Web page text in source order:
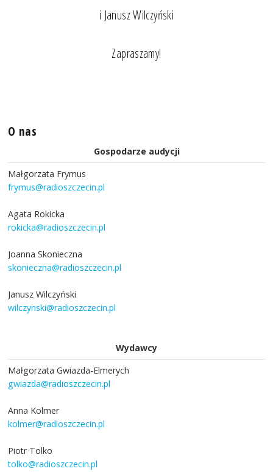
i Janusz Wilczyński
Zapraszamy!
O nas
Gospodarze audycji
Małgorzata Frymus
frymus@radioszczecin.pl
Agata Rokicka
rokicka@radioszczecin.pl
Joanna Skonieczna
skonieczna@radioszczecin.pl
Janusz Wilczyński
wilczynski@radioszczecin.pl
Wydawcy
Małgorzata Gwiazda-Elmerych
gwiazda@radioszczecin.pl
Anna Kolmer
kolmer@radioszczecin.pl
Piotr Tolko
tolko@radioszczecin.pl